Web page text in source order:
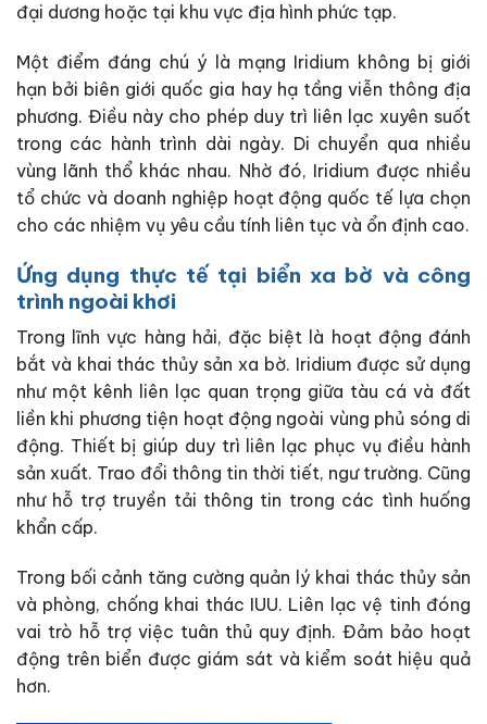
đại dương hoặc tại khu vực địa hình phức tạp.
Một điểm đáng chú ý là mạng Iridium không bị giới
hạn bởi biên giới quốc gia hay hạ tầng viễn thông địa
phương. Điều này cho phép duy trì liên lạc xuyên suốt
trong các hành trình dài ngày. Di chuyển qua nhiều
vùng lãnh thổ khác nhau. Nhờ đó, Iridium được nhiều
tổ chức và doanh nghiệp hoạt động quốc tế lựa chọn
cho các nhiệm vụ yêu cầu tính liên tục và ổn định cao.
Ứng dụng thực tế tại biển xa bờ và công
trình ngoài khơi
Trong lĩnh vực hàng hải, đặc biệt là hoạt động đánh
bắt và khai thác thủy sản xa bờ. Iridium được sử dụng
như một kênh liên lạc quan trọng giữa tàu cá và đất
liền khi phương tiện hoạt động ngoài vùng phủ sóng di
động. Thiết bị giúp duy trì liên lạc phục vụ điều hành
sản xuất. Trao đổi thông tin thời tiết, ngư trường. Cũng
như hỗ trợ truyền tải thông tin trong các tình huống
khẩn cấp.
Trong bối cảnh tăng cường quản lý khai thác thủy sản
và phòng, chống khai thác IUU. Liên lạc vệ tinh đóng
vai trò hỗ trợ việc tuân thủ quy định. Đảm bảo hoạt
động trên biển được giám sát và kiểm soát hiệu quả
hơn.